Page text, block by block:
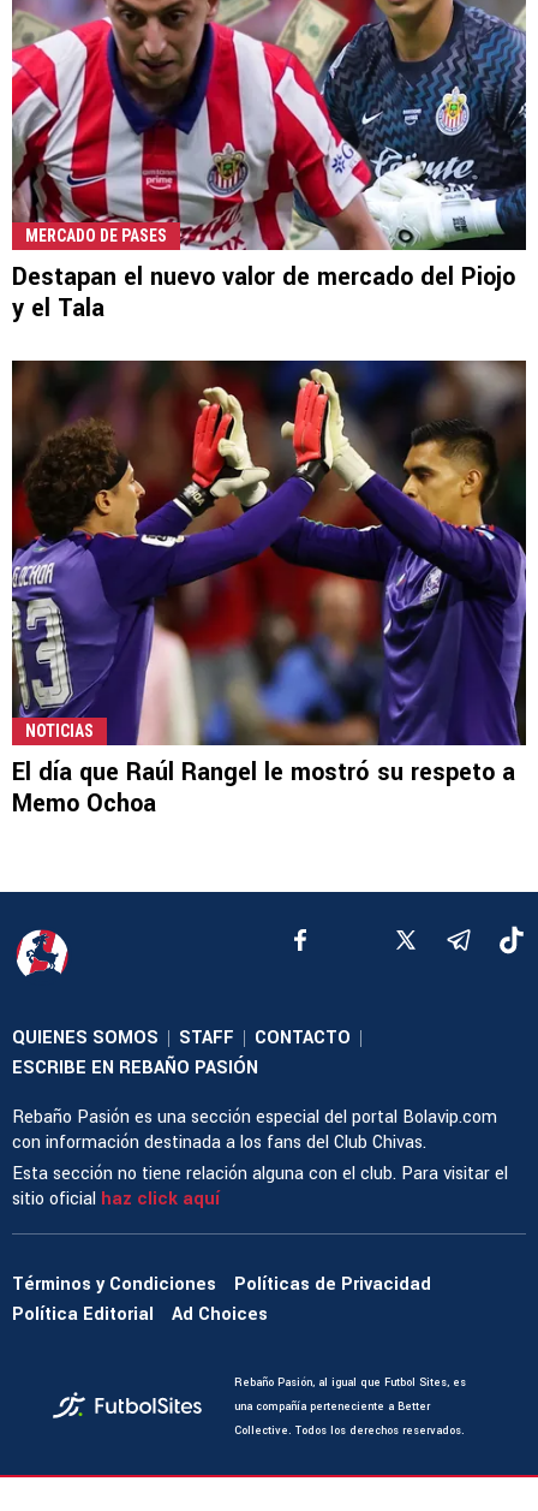
MERCADO DE PASES
Destapan el nuevo valor de mercado del Piojo
y el Tala
NOTICIAS
El día que Raúl Rangel le mostró su respeto a
Memo Ochoa
QUIENES SOMOS | STAFF | CONTACTO |
ESCRIBE EN REBAÑO PASIÓN
Rebaño Pasión es una sección especial del portal Bolavip.com
con información destinada a los fans del Club Chivas.
Esta sección no tiene relación alguna con el club. Para visitar el
sitio oficial haz click aquí
Términos y Condiciones
Políticas de Privacidad
Política Editorial
Ad Choices
Rebaño Pasión, al igual que Futbol Sites, es
una compañía perteneciente a Better
Collective. Todos los derechos reservados.